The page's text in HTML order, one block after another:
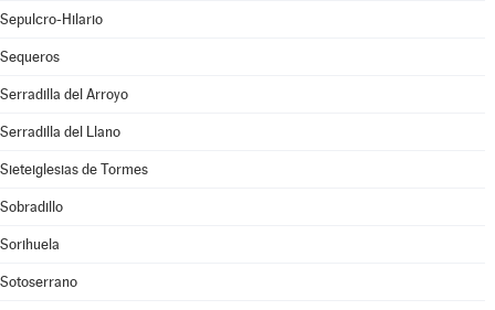
Sepulcro-Hilario
Sequeros
Serradilla del Arroyo
Serradilla del Llano
Sieteiglesias de Tormes
Sobradillo
Sorihuela
Sotoserrano